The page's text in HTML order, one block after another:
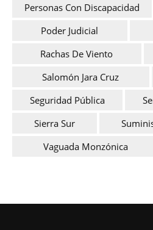
Personas Con Discapacidad
Poder Judicial
Rachas De Viento
Salomón Jara Cruz
Seguridad Pública
Sierra Sur
Vaguada Monzónica